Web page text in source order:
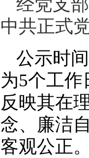
经党支
中共正式
公示时
为5个工作
反映其在
念、廉洁
客观公正